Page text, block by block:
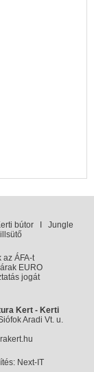
bútorI Jungle
az ÁFA-t
EURO
jogát
Kert - Kerti
Aradi Vt. u.
: Next-IT